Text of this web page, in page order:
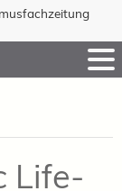
Life-